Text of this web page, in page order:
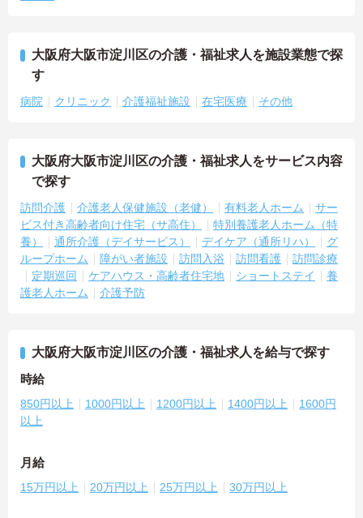
大阪府大阪市淀川区の介護・福祉求人を施設業態で探
す
病院 クリニック 介護福祉施設 在宅医療 その他
大阪府大阪市淀川区の介護・福祉求人をサービス内容
で探す
訪問介護 介護老人保健施設（老健） 有料老人ホーム
サー
ビス付き高齢者向け住宅（サ高住）
特別養護老人ホーム（特
養）
通所介護（デイサービス） デイケア（通所リハ）
グ
ループホーム
障がい者施設 訪問入浴 訪問看護
訪問診療
定期巡回
ケアハウス・高齢者住宅地 ショートステイ
養
護老人ホーム
介護予防
大阪府大阪市淀川区の介護・福祉求人を給与で探す
時給
850円以上 1000円以上 1200円以上 1400円以上
1600円
以上
月給
15万円以上 20万円以上 25万円以上 30万円以上